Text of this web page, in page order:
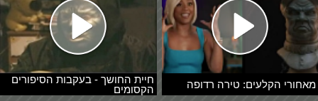
מאחורי הקלעים: טירה רדופה
חיית החושך - בעקבות הסיפורים
הקסומים